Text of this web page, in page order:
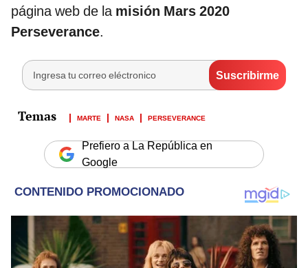
página web de la misión Mars 2020
Perseverance.
MARTE NASA PERSEVERANCE
Prefiero a La República en
Google